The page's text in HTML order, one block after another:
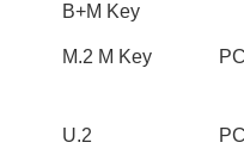
B+M Key
M.2 M Key
U.2